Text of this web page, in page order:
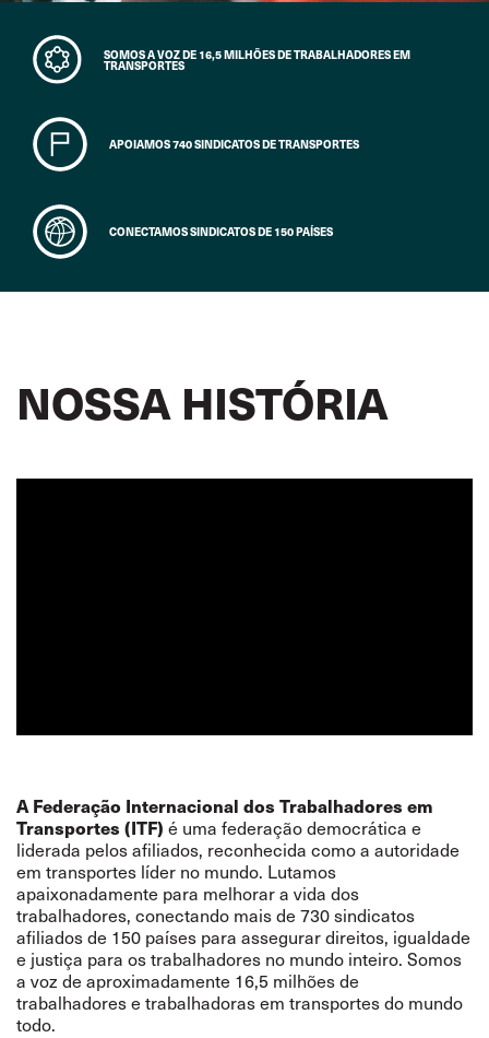
SOMOS A VOZ DE 16,5 MILHÕES DE TRABALHADORES EM
TRANSPORTES
APOIAMOS 740 SINDICATOS DE TRANSPORTES
CONECTAMOS SINDICATOS DE 150 PAÍSES
NOSSA HISTÓRIA
A Federação Internacional dos Trabalhadores em
Transportes (ITF) é uma federação democrática e
liderada pelos afiliados, reconhecida como a autoridade
em transportes líder no mundo. Lutamos
apaixonadamente para melhorar a vida dos
trabalhadores, conectando mais de 730 sindicatos
afiliados de 150 países para assegurar direitos, igualdade
e justiça para os trabalhadores no mundo inteiro. Somos
a voz de aproximadamente 16,5 milhões de
trabalhadores e trabalhadoras em transportes do mundo
todo.